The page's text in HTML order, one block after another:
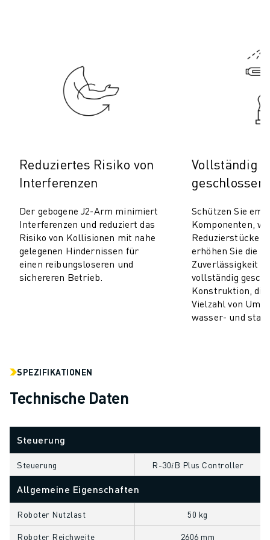
LUFT- UND RAUMFAHRT
ELEKTRISCHE FAHRZEUGE
KUNSTSTOFFE
LAGERHALTUNG, LOGISTIK, POST & PAKET
ALLE APPLIKATIONEN
5-ACHS-BEARBEITUNG
LICHTBOGENSCHWEISSEN
MONTAGE
CNC-SCHLEIFEN
MATERIALHANDHABUNG
LACKIEREN
PALETTIEREN
VISION INSPEKTION
DRAHTERODIERMASCHINE
FALLBEISPIELE
KUNDENDIENST
KUNDENBETREUUNG
FANUC PLANS
FIELD & WARTUNG
Reduziertes Risiko von
Interferenzen
Der gebogene J2-Arm minimiert
Interferenzen und reduziert das
Risiko von Kollisionen mit nahe
gelegenen Hindernissen für
einen reibungsloseren und
sichereren Betrieb.
Vollständig
Schützen Sie
Komponenten,
Reduzierstücke
erhöhen Sie die
Zuverlässigkeit
vollständig
Konstruktion, die
Vielzahl von
wasser- und
SPEZIFIKATIONEN
Technische Daten
Steuerung
Steuerung R-30𝑖B Plus Controller
Allgemeine Eigenschaften
Roboter Nutzlast 50 kg
Roboter Reichweite 2606 mm